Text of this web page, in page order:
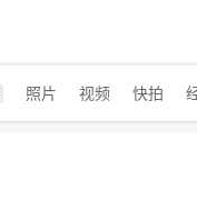
照片 视频 快拍